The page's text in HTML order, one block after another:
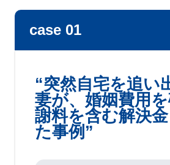
case 01
“突然自宅を追い
妻が、婚姻費用
謝料を含む解決
た事例”